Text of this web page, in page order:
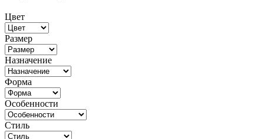
Цвет
Размер
Назначение
Форма
Особенности
Стиль